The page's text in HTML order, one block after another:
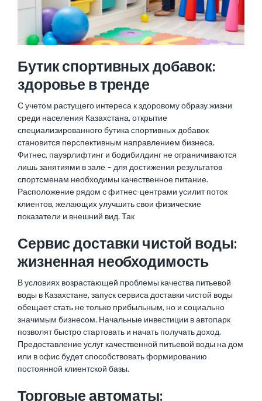
Бутик спортивных добавок:
здоровье в тренде
С учетом растущего интереса к здоровому образу жизни
среди населения Казахстана, открытие
специализированного бутика спортивных добавок
становится перспективным направлением бизнеса.
Фитнес, пауэрлифтинг и бодибилдинг не ограничиваются
лишь занятиями в зале – для достижения результатов
спортсменам необходимы качественное питание.
Расположение рядом с фитнес-центрами усилит поток
клиентов, желающих улучшить свои физические
показатели и внешний вид. Так
Сервис доставки чистой воды:
жизненная необходимость
В условиях возрастающей проблемы качества питьевой
воды в Казахстане, запуск сервиса доставки чистой воды
обещает стать не только прибыльным, но и социально
значимым бизнесом. Начальные инвестиции в автопарк
позволят быстро стартовать и начать получать доход.
Предоставление услуг качественной питьевой воды на дом
или в офис будет способствовать формированию
постоянной клиентской базы.
Торговые автоматы: